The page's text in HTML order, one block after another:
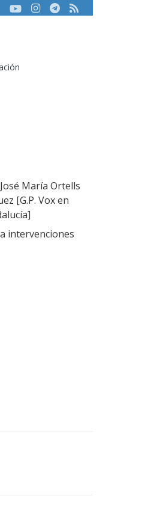
TwitterYoutubeInstagram
Telegram
RSS
María Ortells
[G.P. Vox en
intervenciones